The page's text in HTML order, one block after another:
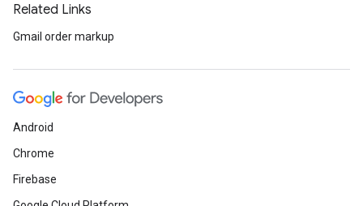
Related Links
Gmail order markup
Android
Chrome
Firebase